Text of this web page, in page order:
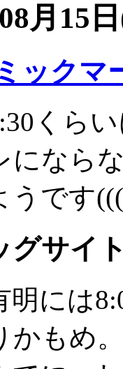
月15
ックマ
くら
になら
うです
グサイト
明には
かもめ。